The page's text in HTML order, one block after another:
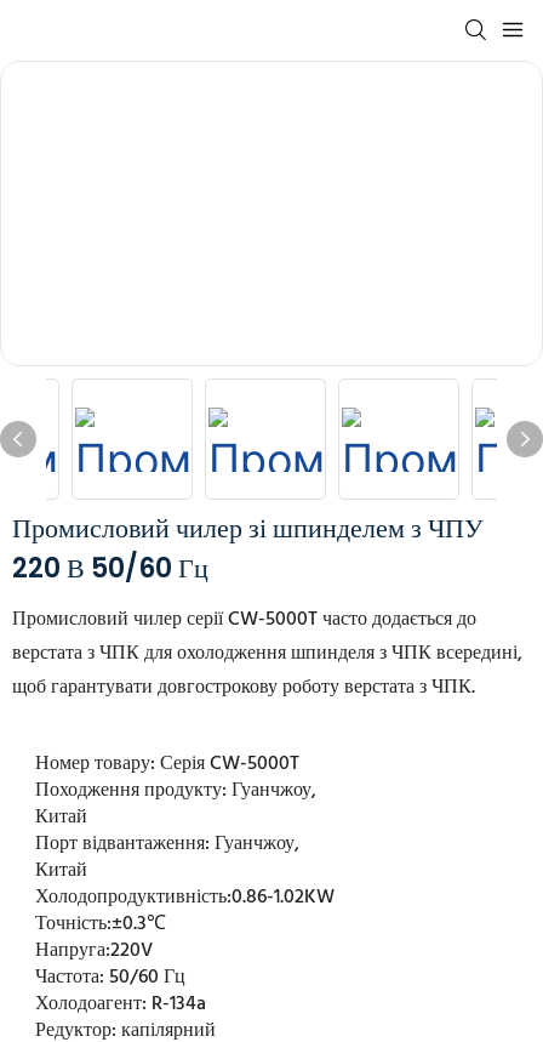
Промисловий чилер зі шпинделем з ЧПУ
220 В 50/60 Гц
Промисловий чилер серії CW-5000T часто додається до
верстата з ЧПК для охолодження шпинделя з ЧПК всередині,
щоб гарантувати довгострокову роботу верстата з ЧПК.
Номер товару:Серія CW-5000T
Походження продукту:Гуанчжоу,
Китай
Порт відвантаження:Гуанчжоу,
Китай
Холодопродуктивність:0.86-1.02KW
Точність:±0.3℃
Напруга:220V
Частота:50/60 Гц
Холодоагент: R-134a
Редуктор:капілярний